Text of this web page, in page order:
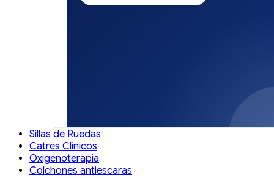
Sillas de Ruedas
Catres Clínicos
Oxigenoterapia
Colchones antiescaras